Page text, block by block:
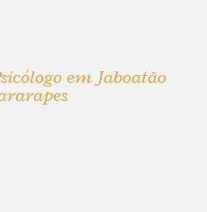
em Jaboatão